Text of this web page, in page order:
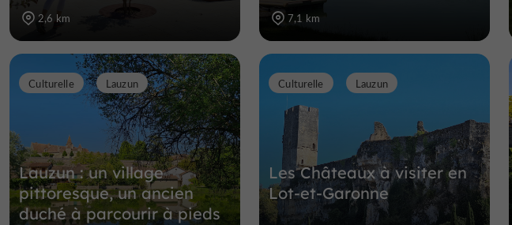
2,6 km 7,1 km
Lauzun : un village
pittoresque, un ancien
duché à parcourir à pieds
Culturelle Lauzun
Les Châteaux à visiter en
Lot-et-Garonne
Culturelle Lauzun